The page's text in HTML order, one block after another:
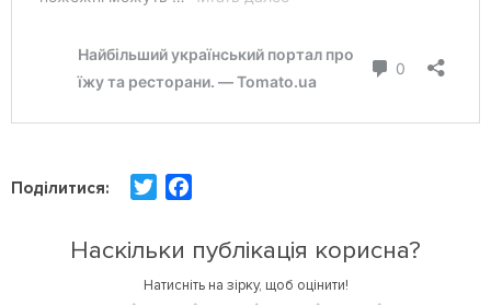
Поділитися:
t
b
Наскільки публікація корисна?
Натисніть на зірку, щоб оцінити!